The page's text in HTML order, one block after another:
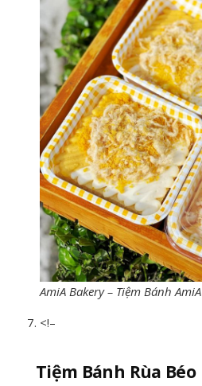
AmiA Bakery – Tiệm Bánh AmiA
<!–
Tiệm Bánh Rùa Béo